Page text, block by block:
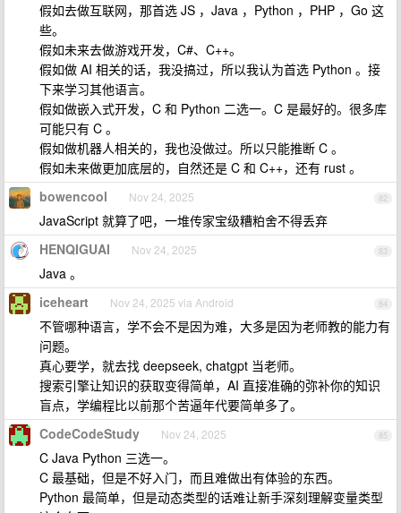
假如去做互联网，那首选 JS ，Java ，Python ，PHP ，Go 这
些。
假如未来去做游戏开发，C#、C++。
假如做 AI 相关的话，我没搞过，所以我认为首选 Python 。接
下来学习其他语言。
假如做嵌入式开发，C 和 Python 二选一。C 是最好的。很多库
可能只有 C 。
假如做机器人相关的，我也没做过。所以只能推断 C 。
假如未来做更加底层的，自然还是 C 和 C++，还有 rust 。
82
bowencool Nov 24, 2025
JavaScript 就算了吧，一堆传家宝级糟粕舍不得丢弃
83
HENQIGUAI Nov 24, 2025
Java 。
84
iceheart Nov 24, 2025 via Android
不管哪种语言，学不会不是因为难，大多是因为老师教的能力有
问题。
真心要学，就去找 deepseek, chatgpt 当老师。
搜索引擎让知识的获取变得简单，AI 直接准确的弥补你的知识
盲点，学编程比以前那个苦逼年代要简单多了。
85
CodeCodeStudy Nov 24, 2025
C Java Python 三选一。
C 最基础，但是不好入门，而且难做出有体验的东西。
Python 最简单，但是动态类型的话难让新手深刻理解变量类型